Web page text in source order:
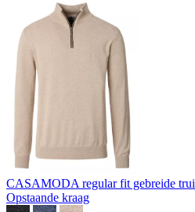
CASAMODA regular fit gebreide trui
Opstaande kraag